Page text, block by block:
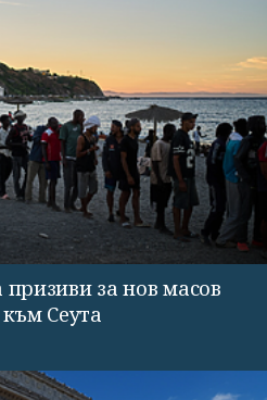
за нов масов
Сеута